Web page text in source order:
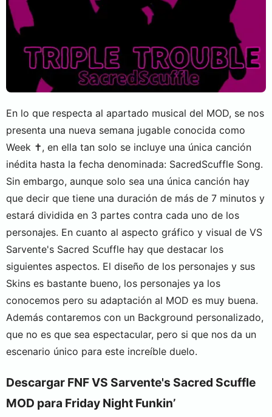
En lo que respecta al apartado musical del MOD, se nos
presenta una nueva semana jugable conocida como
Week ✝️, en ella tan solo se incluye una única canción
inédita hasta la fecha denominada: SacredScuffle Song.
Sin embargo, aunque solo sea una única canción hay
que decir que tiene una duración de más de 7 minutos y
estará dividida en 3 partes contra cada uno de los
personajes. En cuanto al aspecto gráfico y visual de VS
Sarvente's Sacred Scuffle hay que destacar los
siguientes aspectos. El diseño de los personajes y sus
Skins es bastante bueno, los personajes ya los
conocemos pero su adaptación al MOD es muy buena.
Además contaremos con un Background personalizado,
que no es que sea espectacular, pero si que nos da un
escenario único para este increíble duelo.
Descargar FNF VS Sarvente's Sacred Scuffle
MOD para Friday Night Funkin’